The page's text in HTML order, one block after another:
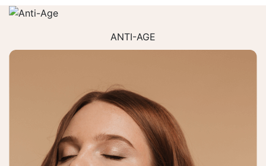
ANTI-AGE